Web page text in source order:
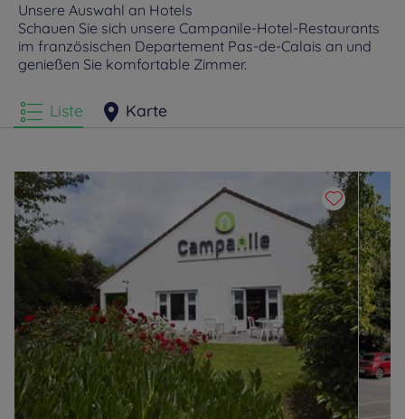
Hotels Saint Nicolas
Unsere Auswahl an Hotels
Schauen Sie sich unsere Campanile-Hotel-Restaurants
im französischen Departement Pas-de-Calais an und
genießen Sie komfortable Zimmer.
Liste Karte